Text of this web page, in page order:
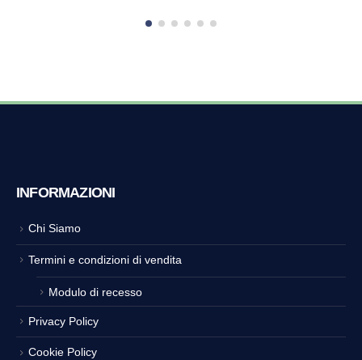
INFORMAZIONI
Chi Siamo
Termini e condizioni di vendita
Modulo di recesso
Privacy Policy
Cookie Policy